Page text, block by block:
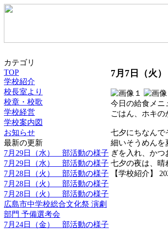
カテゴリ
TOP
学校紹介
校長室より
校章・校歌
学校経営
学校案内図
お知らせ
最新の更新
7月29日（水） 部活動の様子
7月29日（水） 部活動の様子
7月28日（火） 部活動の様子
7月28日（火） 部活動の様子
7月28日（火） 部活動の様子
広島市中学校総合文化祭 演劇
部門 予備選考会
7月24日（金） 部活動の様子
7月7日（火
今日の給食メニ
ごはん、ホキ
七夕にちなんで
細いそうめんを
ぎを入れ、かつ
七夕の夜は、晴
【学校紹介】